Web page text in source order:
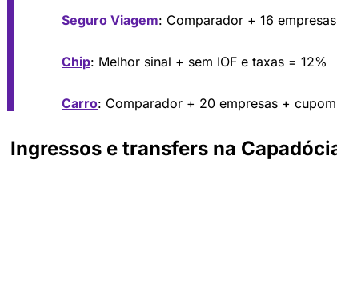
Seguro Viagem: Comparador + 16
Chip: Melhor sinal + sem IOF e taxas = 12%
Carro: Comparador + 20 empresas +
Ingressos e transfers na